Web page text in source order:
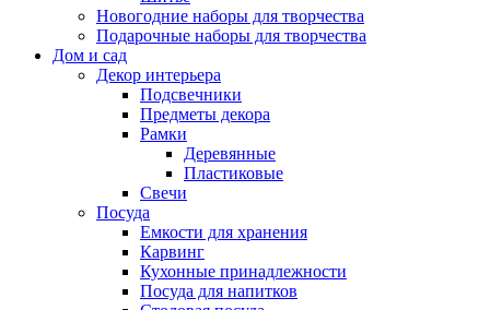
Новогодние наборы для творчества
Подарочные наборы для творчества
Дом и сад
Декор интерьера
Подсвечники
Предметы декора
Рамки
Деревянные
Пластиковые
Свечи
Посуда
Емкости для хранения
Карвинг
Кухонные принадлежности
Посуда для напитков